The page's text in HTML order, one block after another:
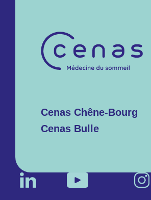
Cenas Chêne-Bourg
Cenas Bulle